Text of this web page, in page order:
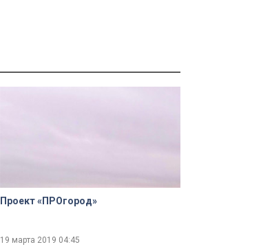
Проект «ПРОгород»
19 марта 2019 04:45